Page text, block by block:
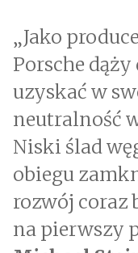
„Jako
Porsche dąży
uzyskać w
neutralność
Niski ślad
obiegu
rozwój coraz
na pierwszy